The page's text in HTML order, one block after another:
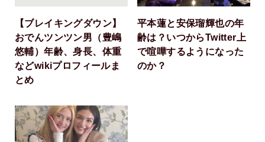
【ブレイキングダウン】
おでんツンツン男（豊嶋
悠輔）年齢、身長、体重
などwikiプロフィールま
とめ
平本蓮と安保瑠輝也の年
齢は？いつからTwitter上
で喧嘩するようになった
のか？